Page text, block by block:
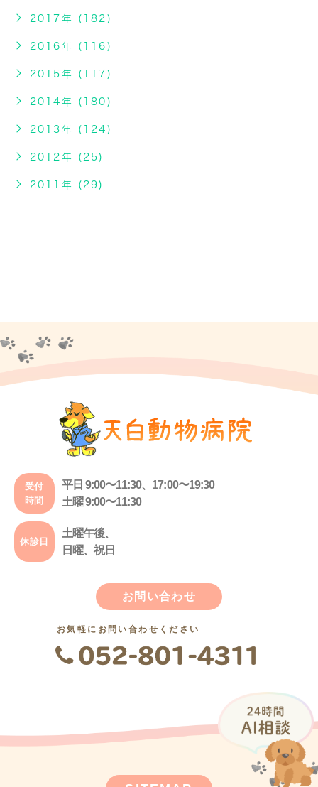
2017年 (182)
2016年 (116)
2015年 (117)
2014年 (180)
2013年 (124)
2012年 (25)
2011年 (29)
受付
時間
平日 9:00〜11:30、17:00〜19:30
土曜 9:00〜11:30
休診日
土曜午後、
日曜、祝日
お問い合わせ
お気軽にお問い合わせください